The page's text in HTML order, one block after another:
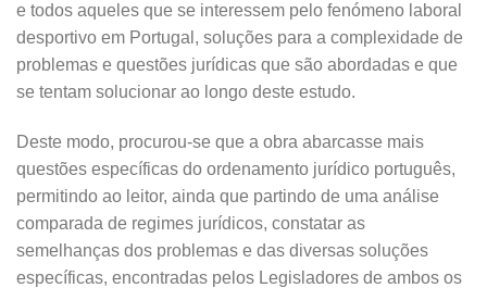
e todos aqueles que se interessem pelo fenómeno laboral
desportivo em Portugal, soluções para a complexidade de
problemas e questões jurídicas que são abordadas e que
se tentam solucionar ao longo deste estudo.
Deste modo, procurou-se que a obra abarcasse mais
questões específicas do ordenamento jurídico português,
permitindo ao leitor, ainda que partindo de uma análise
comparada de regimes jurídicos, constatar as
semelhanças dos problemas e das diversas soluções
específicas, encontradas pelos Legisladores de ambos os